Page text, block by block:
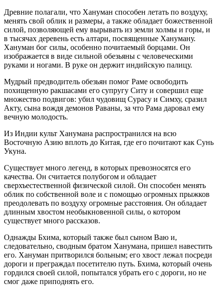
Древние полагали, что Хануман способен летать по воздуху,
менять свой облик и размеры, а также обладает божественной
силой, позволяющей ему вырывать из земли холмы и горы, и
в тысячах деревень есть алтари, посвященные Хануману.
Хануман бог силы, особенно почитаемый борцами. Он
изображается в виде сильной обезьяны с человеческими
руками и ногами. В руке он держит индийскую палицу.
Мудрый предводитель обезьян помог Раме освободить
похищенную ракшасами его супругу Ситу и совершил еще
множество подвигов: убил чудовищ Сурасу и Симху, сразил
Акту, сына вождя демонов Раваны, за что Рама даровал ему
вечную молодость.
Из Индии культ Ханумана распространился на всю
Восточную Азию вплоть до Китая, где его почитают как Сунь
Укуна.
Существует много легенд, в которых превозносятся его
качества. Он считается полубогом и обладает
сверхъестественной физической силой. Он способен менять
облик по собственной воле и с помощью огромных прыжков
преодолевать по воздуху огромные расстояния. Он обладает
длинным хвостом необыкновенной силы, о котором
существует много рассказов.
Однажды Бхима, который также был сыном Ваю и,
следовательно, сводным братом Ханумана, пришел навестить
его. Хануман притворился больным; его хвост лежал посреди
дороги и преграждал посетителю путь. Бхима, который очень
гордился своей силой, попытался убрать его с дороги, но не
смог даже приподнять его.